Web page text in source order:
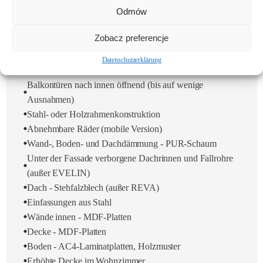
Odmów
Zobacz preferencje
Datenschutzerklärung
AUSFÜHRUNGSSTANDARD - GRUNDPREIS
Mehrschichtige, isolierte Außenwände
Balkontüren nach innen öffnend (bis auf wenige
Ausnahmen)
Stahl- oder Holzrahmenkonstruktion
Abnehmbare Räder (mobile Version)
Wand-, Boden- und Dachdämmung - PUR-Schaum
Unter der Fassade verborgene Dachrinnen und Fallrohre
(außer EVELIN)
Dach - Stehfalzblech (außer REVA)
Einfassungen aus Stahl
Wände innen - MDF-Platten
Decke - MDF-Platten
Boden - AC4-Laminatplatten, Holzmuster
Erhöhte Decke im Wohnzimmer